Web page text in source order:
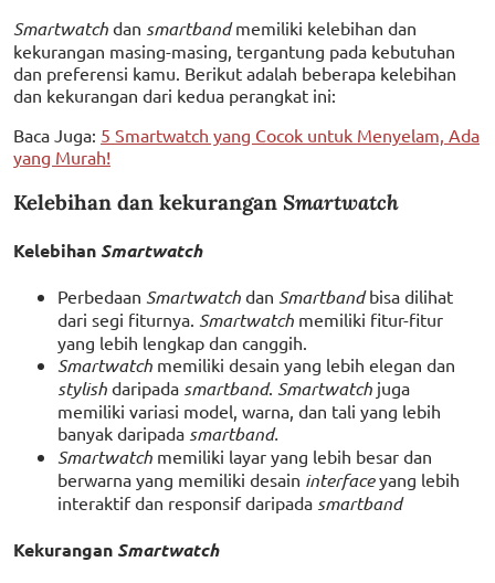
Smartwatch dan smartbandmemiliki kelebihan dan
kekurangan masing-masing, tergantung pada kebutuhan
dan preferensi kamu. Berikut adalah beberapa kelebihan
dan kekurangan dari kedua perangkat ini:
Baca Juga: 5 Smartwatch yang Cocok untuk Menyelam, Ada
yang Murah!
Kelebihan dan kekurangan Smartwatch
KelebihanSmartwatch
Perbedaan Smartwatch dan Smartbandbisa dilihat
dari segi fiturnya. Smartwatch memiliki fitur-fitur
yang lebih lengkap dan canggih.
Smartwatch memiliki desain yang lebih elegan dan
stylish daripada smartband. Smartwatch juga
memiliki variasi model, warna, dan tali yang lebih
banyak daripada smartband.
Smartwatch memiliki layar yang lebih besar dan
berwarna yang memiliki desain interfaceyang lebih
interaktif dan responsif daripada smartband
KekuranganSmartwatch